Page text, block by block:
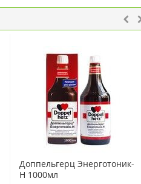
Доппельгерц Энерготоник-
H 1000мл